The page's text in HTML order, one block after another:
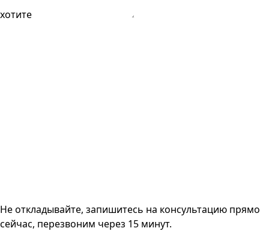
хотите
Не откладывайте, запишитесь на консультацию прямо
сейчас, перезвоним через 15 минут.